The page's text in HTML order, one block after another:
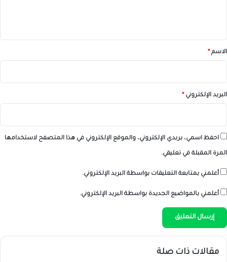
*الاسم *
البريد الإلكتروني *
احفظ اسمي، بريدي الإلكتروني، والموقع الإلكتروني في هذا المتصفح لاستخدامها
المرة المقبلة في تعليقي.
أعلمني بمتابعة التعليقات بواسطة البريد الإلكتروني.
أعلمني بالمواضيع الجديدة بواسطة البريد الإلكتروني.
مقالات ذات صلة